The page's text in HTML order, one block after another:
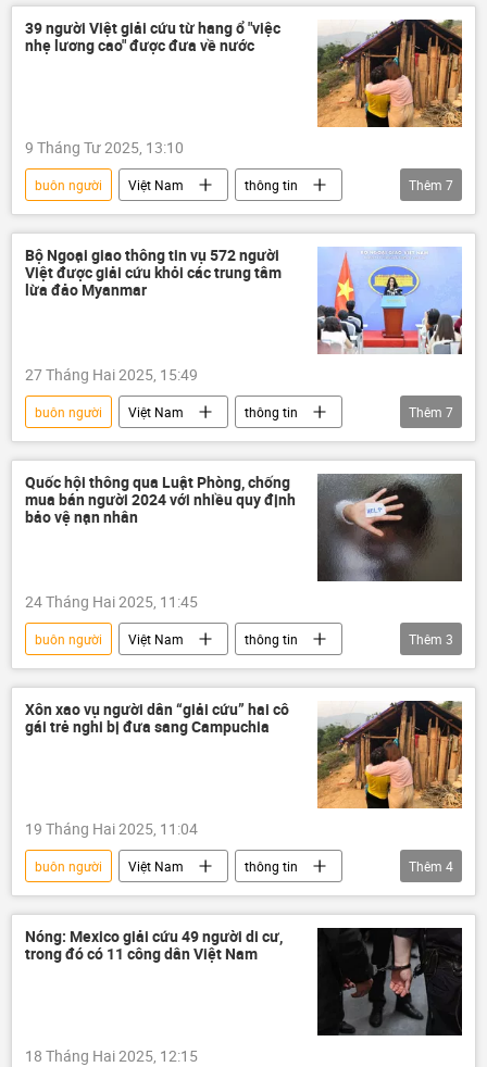
Myanmar
Pháp luật
39 người Việt giải cứu từ hang ổ "việc
nhẹ lương cao" được đưa về nước
9 Tháng Tư 2025, 13:10
buôn người Việt Nam
thông tin
Bộ Ngoại giao Việt Nam
công dân
Campuchia
Myanmar
Thái Lan
lừa đảo
tội phạm
Thêm 7
Bộ Ngoại giao thông tin vụ 572 người
Việt được giải cứu khỏi các trung tâm
lừa đảo Myanmar
27 Tháng Hai 2025, 15:49
buôn người Việt Nam
thông tin
họp báo
lừa đảo
Đông Nam Á
Myanmar
Thái Lan
Pháp luật
tội phạm
Thêm 7
Quốc hội thông qua Luật Phòng, chống
mua bán người 2024 với nhiều quy định
bảo vệ nạn nhân
24 Tháng Hai 2025, 11:45
buôn người Việt Nam
thông tin
Pháp luật
Quốc hội Chính sách
Thêm 3
Xôn xao vụ người dân “giải cứu” hai cô
gái trẻ nghi bị đưa sang Campuchia
19 Tháng Hai 2025, 11:04
buôn người Việt Nam
thông tin
Trung Quốc
Campuchia
trẻ vị thành niên
Bộ Công an Việt Nam
Thêm 4
Nóng: Mexico giải cứu 49 người di cư,
trong đó có 11 công dân Việt Nam
18 Tháng Hai 2025, 12:15